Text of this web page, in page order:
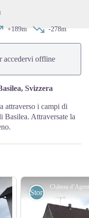
+189m -278m
accedervi offline
Svizzera
attraverso i campi di
Basilea. Attraversate la
Storici